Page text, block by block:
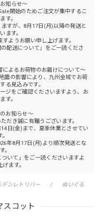
知らせ～
開始のためご注文が集中するこ
す。
すが、8月17日(月)以降の発送と
ます。
ようお願い申し上げます。
配送について」をご一読くださ
よるお荷物のお届けについて～
震の影響により、九州全域でお荷
る見込みです。
ジをご確認くださいますよう、お
す。
お知らせ～
だき誠に有難うございます。
日(金)まで、夏季休業とさせてい
年8月17日(月)より順次発送とな
。
いて」をご一読くださいますよ
ます。
デンレトリバー
ぬいぐる
スコット